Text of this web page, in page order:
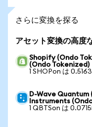
さらに変換を探る
アセット変換の高度
Shopify (Ondo
(Ondo Tokenized)
1 SHOPon は
D-Wave Quantum
Instruments
1 QBTSon は